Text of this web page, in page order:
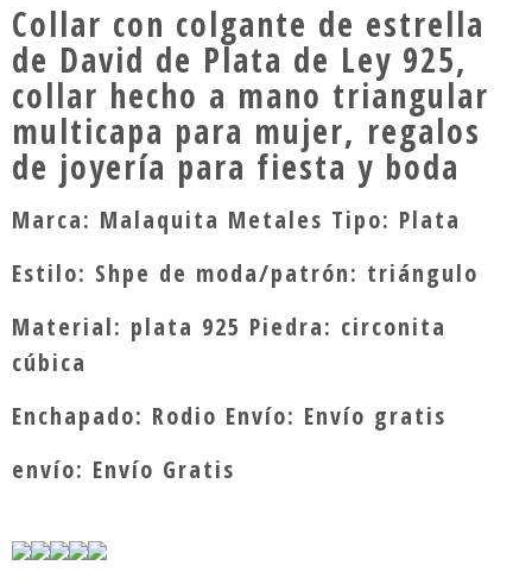
Collar con colgante de estrella
de David de Plata de Ley 925,
collar hecho a mano triangular
multicapa para mujer, regalos
de joyería para fiesta y boda
Marca: Malaquita Metales Tipo: Plata
Estilo: Shpe de moda/patrón: triángulo
Material: plata 925 Piedra: circonita
cúbica
Enchapado: Rodio Envío: Envío gratis
envío: Envío Gratis